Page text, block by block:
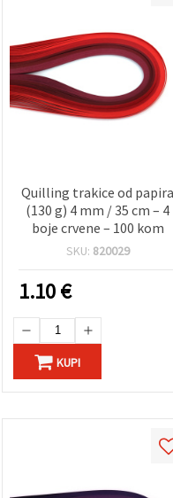
Quilling trakice od papira
(130 g) 4 mm / 35 cm – 4
boje crvene – 100 kom
SKU: 820029
1.10€
KUPI